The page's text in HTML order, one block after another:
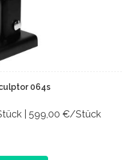
064s
| 599,00 €/Stück